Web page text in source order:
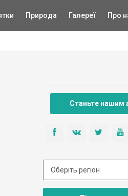
Природа Галереї Про
Станьте нашим